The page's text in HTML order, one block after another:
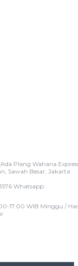
Plang Wahana
Sawah Besar, Jakarta
Whatsapp :
17.00 WIB Minggu /